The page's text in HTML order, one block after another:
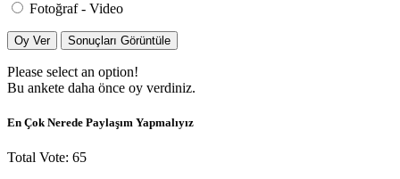
Fotoğraf - Video
Oy Ver Sonuçları Görüntüle
Please select an option!
Bu ankete daha önce oy verdiniz.
En Çok Nerede Paylaşım Yapmalıyız
Total Vote: 65